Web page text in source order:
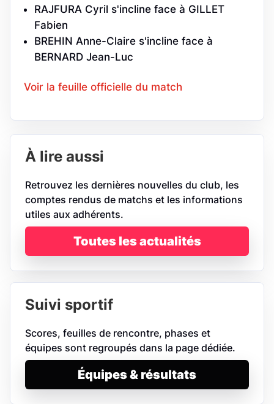
RAJFURA Cyril s'incline face à GILLET
Fabien
BREHIN Anne-Claire s'incline face à
BERNARD Jean-Luc
Voir la feuille officielle du match
À lire aussi
Retrouvez les dernières nouvelles du club, les
comptes rendus de matchs et les informations
utiles aux adhérents.
Toutes les actualités
Suivi sportif
Scores, feuilles de rencontre, phases et
équipes sont regroupés dans la page dédiée.
Équipes & résultats